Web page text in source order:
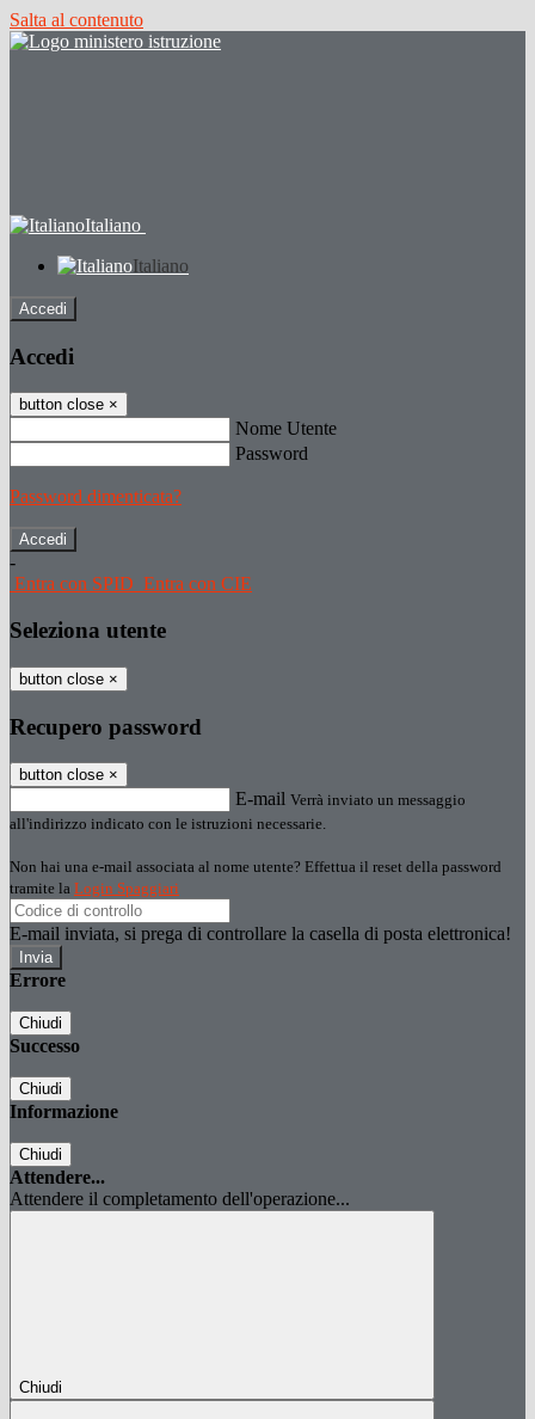
Salta al contenuto
Italiano
Italiano
Accedi
Accedi
button close ×
Nome Utente
Password
Password dimenticata?
-
Entra con SPID Entra con CIE
Seleziona utente
button close ×
Recupero password
button close ×
E-mail Verrà inviato un messaggio
all'indirizzo indicato con le istruzioni necessarie.
Non hai una e-mail associata al nome utente? Effettua il reset della password
tramite la Login Spaggiari
E-mail inviata, si prega di controllare la casella di posta elettronica!
Errore
Chiudi
Successo
Chiudi
Informazione
Chiudi
Attendere...
Attendere il completamento dell'operazione...
Chiudi